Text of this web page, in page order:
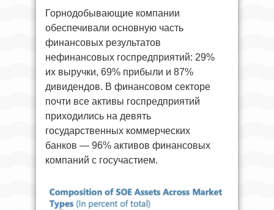
Горнодобывающие компании
обеспечивали основную часть
финансовых результатов
нефинансовых госпредприятий: 29%
их выручки, 69% прибыли и 87%
дивидендов. В финансовом секторе
почти все активы госпредприятий
приходились на девять
государственных коммерческих
банков — 96% активов финансовых
компаний с госучастием.